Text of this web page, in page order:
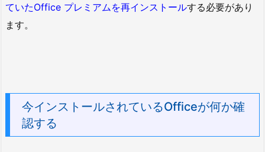
ていたOffice プレミアムを再インストールする必要があり
ます。
今インストールされているOfficeが何か確
認する